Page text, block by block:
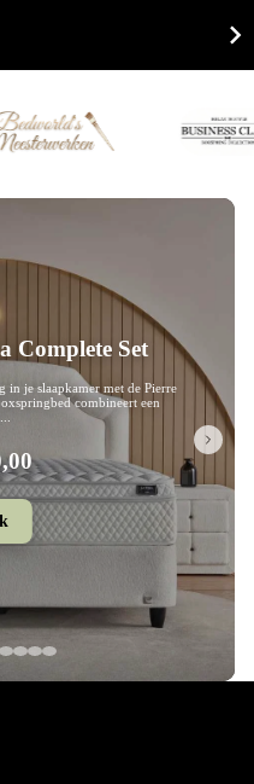
Complete Set
in je slaapkamer met de Pierre
onderscheidt zic...